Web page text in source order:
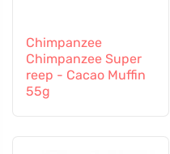
Chimpanzee
Chimpanzee Super
reep - Cacao Muffin
55g